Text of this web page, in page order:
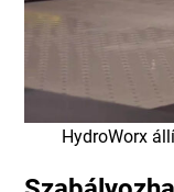
HydroWorx